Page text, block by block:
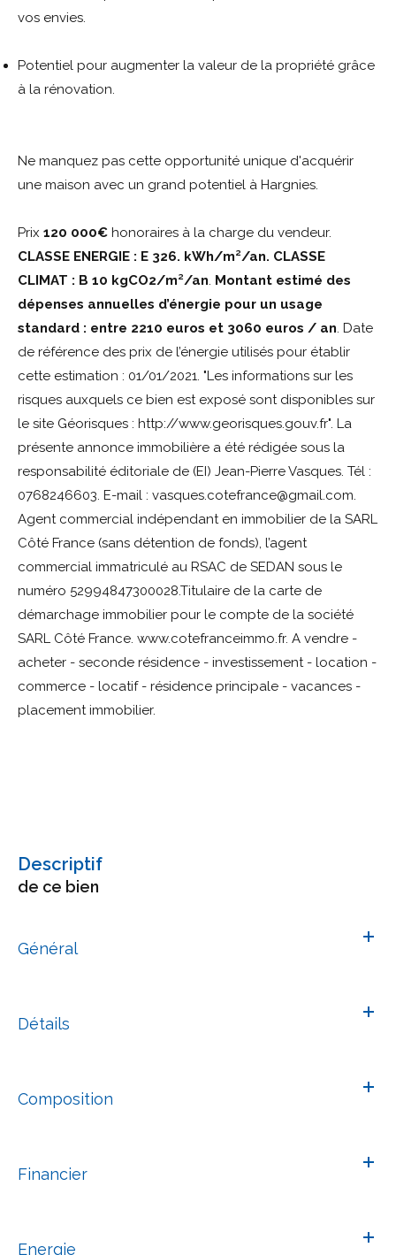
vos envies.
Potentiel pour augmenter la valeur de la propriété grâce
à la rénovation.
Ne manquez pas cette opportunité unique d'acquérir
une maison avec un grand potentiel à Hargnies.
Prix 120 000€ honoraires à la charge du vendeur.
CLASSE ENERGIE : E 326. kWh/m²/an. CLASSE
CLIMAT : B 10 kgCO2/m²/an Montant estimé des
dépenses annuelles d’énergie pour un usage
standard : entre 2210 euros et 3060 euros / an . Date
de référence des prix de l’énergie utilisés pour établir
cette estimation : 01/01/2021. "Les informations sur les
risques auxquels ce bien est exposé sont disponibles sur
le site Géorisques : http://www.georisques.gouv.fr". La
présente annonce immobilière a été rédigée sous la
responsabilité éditoriale de (EI) Jean-Pierre Vasques. Tél :
0768246603. E-mail : vasques.cotefrance@gmail.com.
Agent commercial indépendant en immobilier de la SARL
Côté France (sans détention de fonds), l’agent
commercial immatriculé au RSAC de SEDAN sous le
numéro 52994847300028.Titulaire de la carte de
démarchage immobilier pour le compte de la société
SARL Côté France. www.cotefranceimmo.fr. A vendre -
acheter - seconde résidence - investissement - location -
commerce - locatif - résidence principale - vacances -
placement immobilier.
descriptif
de ce bien
Général
Détails
Composition
Financier
Energie